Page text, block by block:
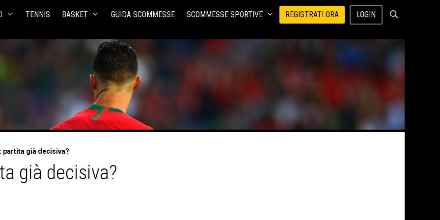
TENNIS BASKET GUIDA SCOMMESSE SCOMMESSE SPORTIVE REGISTRATI ORA LOGIN
già decisiva?
già decisiva?